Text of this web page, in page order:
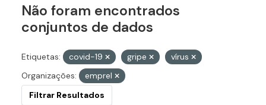
Não foram encontrados
conjuntos de dados
Etiquetas: covid-19 gripe
vírus
Organizações:
emprel
Filtrar Resultados